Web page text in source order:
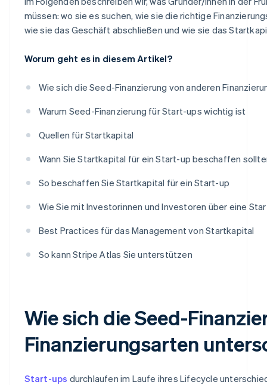
müssen: wo sie es suchen, wie sie die richtige
wie sie das Geschäft abschließen und wie sie das
Worum geht es in diesem Artikel?
Wie sich die Seed-Finanzierung von anderen
Warum Seed-Finanzierung für Start-ups wichtig ist
Quellen für Startkapital
Wann Sie Startkapital für ein Start-up beschaffen
So beschaffen Sie Startkapital für ein Start-up
Wie Sie mit Investorinnen und Investoren über eine
Best Practices für das Management von Startkapital
So kann Stripe Atlas Sie unterstützen
Wie sich die Seed-
Finanzierungsarten
Start-ups durchlaufen im Laufe ihres Lifecycle